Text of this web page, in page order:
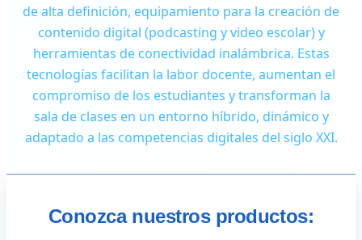
de alta definición, equipamiento para la creación de
contenido digital (podcasting y video escolar) y
herramientas de conectividad inalámbrica. Estas
tecnologías facilitan la labor docente, aumentan el
compromiso de los estudiantes y transforman la
sala de clases en un entorno híbrido, dinámico y
adaptado a las competencias digitales del siglo XXI.
Conozca nuestros productos: